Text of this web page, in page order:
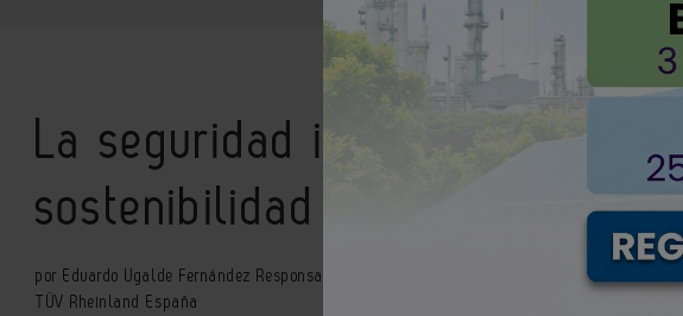
La seguridad industrial es
sostenibilidad
por Eduardo Ugalde Fernández Responsable del Área de Mecánica y Seguridad Industrial en
TÜV Rheinland España